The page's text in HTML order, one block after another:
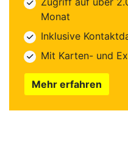
Monat
Inklusive
Mit Karten- und
Mehr erfahren